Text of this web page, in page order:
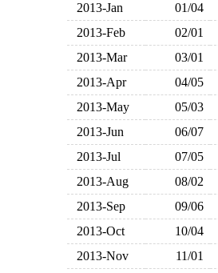
2013-Jan 01/04
2013-Feb
02/01
2013-Mar
03/01
2013-Apr
04/05
2013-May
05/03
2013-Jun
06/07
2013-Jul
07/05
2013-Aug
08/02
2013-Sep
09/06
2013-Oct
10/04
2013-Nov
11/01